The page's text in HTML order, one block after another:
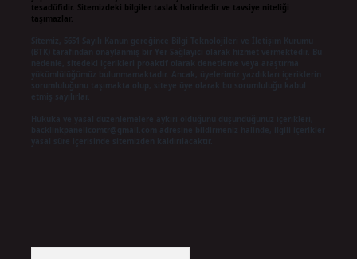
tesadüfidir. Sitemizdeki bilgiler taslak halindedir ve tavsiye niteliği
taşımazlar.
Sitemiz, 5651 Sayılı Kanun gereğince Bilgi Teknolojileri ve İletişim Kurumu
(BTK) tarafından onaylanmış bir Yer Sağlayıcı olarak hizmet vermektedir. Bu
nedenle, sitedeki içerikleri proaktif olarak denetleme veya araştırma
yükümlülüğümüz bulunmamaktadır. Ancak, üyelerimiz yazdıkları içeriklerin
Hukuka ve yasal düzenlemelere aykırı olduğunu düşündüğünüz içerikleri,